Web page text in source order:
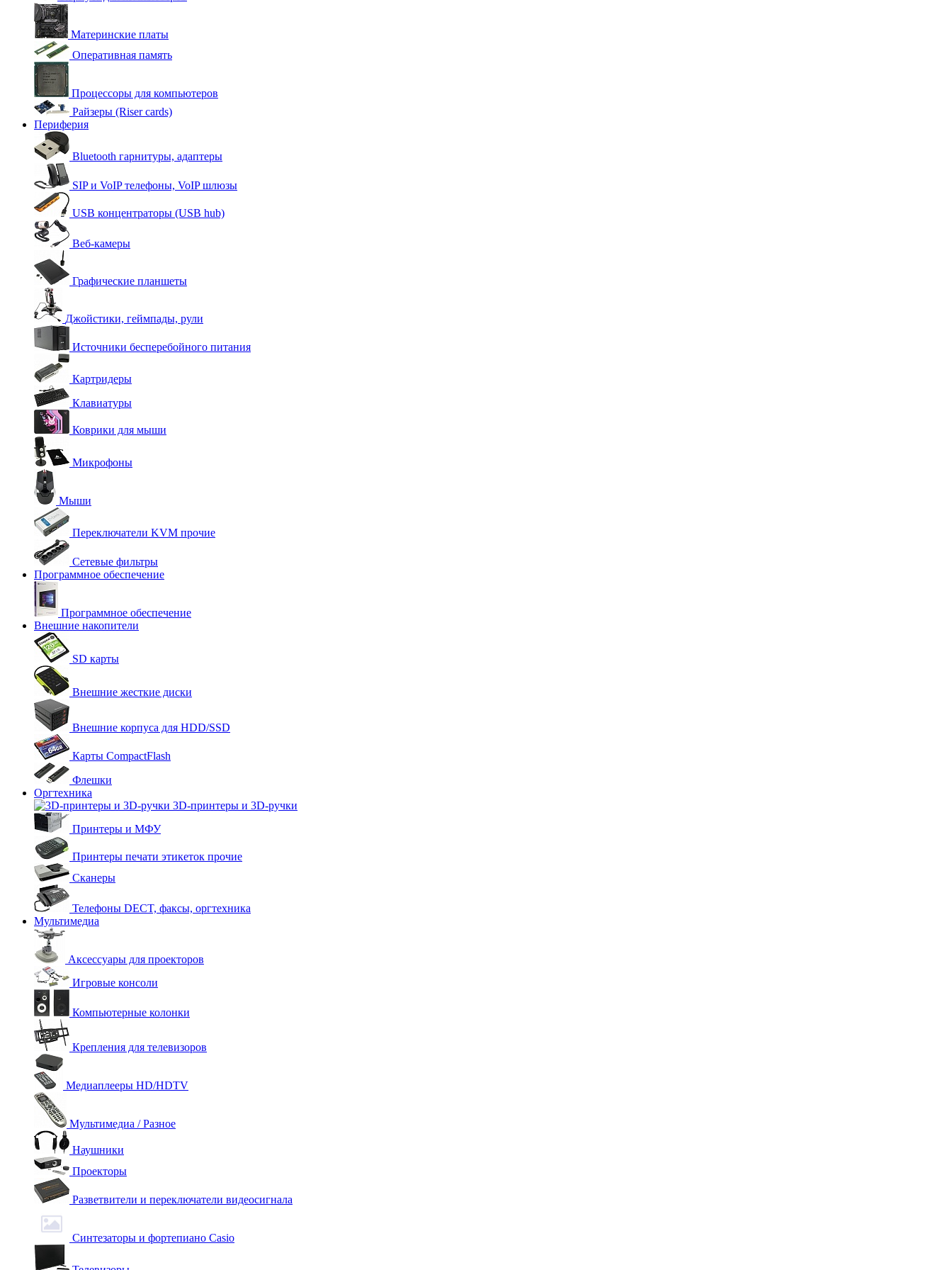
Материнские платы
Оперативная память
Процессоры для компьютеров
Райзеры (Riser cards)
Периферия
Bluetooth гарнитуры, адаптеры
SIP и VoIP телефоны, VoIP шлюзы
USB концентраторы (USB hub)
Веб-камеры
Графические планшеты
Джойстики, геймпады, рули
Источники бесперебойного питания
Картридеры
Клавиатуры
Коврики для мыши
Микрофоны
Мыши
Переключатели KVM прочие
Сетевые фильтры
Программное обеспечение
Программное обеспечение
Внешние накопители
SD карты
Внешние жесткие диски
Внешние корпуса для HDD/SSD
Карты CompactFlash
Флешки
Оргтехника
3D-принтеры и 3D-ручки
Принтеры и МФУ
Принтеры печати этикеток прочие
Сканеры
Телефоны DECT, факсы, оргтехника
Мультимедиа
Аксессуары для проекторов
Игровые консоли
Компьютерные колонки
Крепления для телевизоров
Медиаплееры HD/HDTV
Мультимедиа / Разное
Наушники
Проекторы
Разветвители и переключатели видеосигнала
Синтезаторы и фортепиано Casio